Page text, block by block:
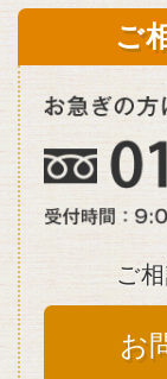
ご
ご
お